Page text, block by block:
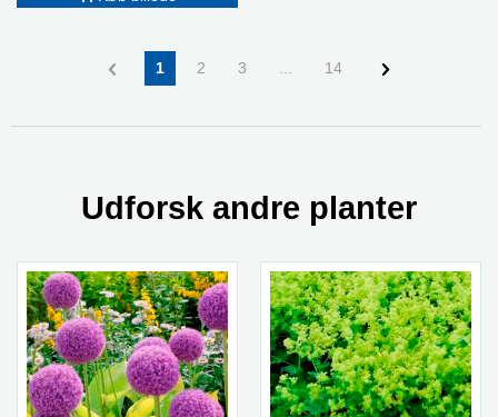
1 2 3 14
Udforsk andre planter